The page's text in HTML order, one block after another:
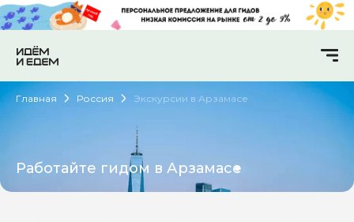
Главная Россия Экскурсии в Арзамасе
Работайте гидом в Арзамасе